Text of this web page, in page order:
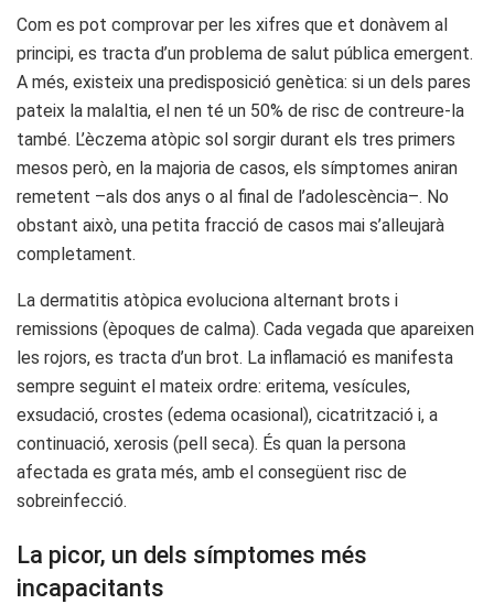
Com es pot comprovar per les xifres que et donàvem al
principi, es tracta d’un problema de salut pública emergent.
A més, existeix una predisposició genètica: si un dels pares
pateix la malaltia, el nen té un 50% de risc de contreure-la
també. L’èczema atòpic sol sorgir durant els tres primers
mesos però, en la majoria de casos, els símptomes aniran
remetent –als dos anys o al final de l’adolescència–. No
obstant això, una petita fracció de casos mai s’alleujarà
completament.
La dermatitis atòpica evoluciona alternant brots i
remissions (èpoques de calma). Cada vegada que apareixen
les rojors, es tracta d’un brot. La inflamació es manifesta
sempre seguint el mateix ordre: eritema, vesícules,
exsudació, crostes (edema ocasional), cicatrització i, a
continuació, xerosis (pell seca). És quan la persona
afectada es grata més, amb el consegüent risc de
sobreinfecció.
La picor, un dels símptomes més
incapacitants